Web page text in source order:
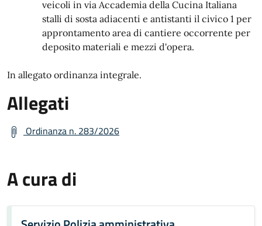
veicoli in via Accademia della Cucina Italiana
stalli di sosta adiacenti e antistanti il civico 1 per
approntamento area di cantiere occorrente per
deposito materiali e mezzi d'opera.
In allegato ordinanza integrale.
Allegati
Ordinanza n. 283/2026
A cura di